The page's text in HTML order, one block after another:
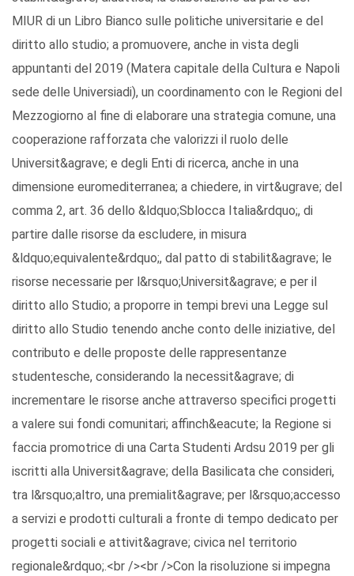
MIUR di un Libro Bianco sulle politiche universitarie e del
diritto allo studio; a promuovere, anche in vista degli
appuntanti del 2019 (Matera capitale della Cultura e Napoli
sede delle Universiadi), un coordinamento con le Regioni del
Mezzogiorno al fine di elaborare una strategia comune, una
cooperazione rafforzata che valorizzi il ruolo delle
Universit&agrave; e degli Enti di ricerca, anche in una
dimensione euromediterranea; a chiedere, in virt&ugrave; del
comma 2, art. 36 dello &ldquo;Sblocca Italia&rdquo;, di
partire dalle risorse da escludere, in misura
&ldquo;equivalente&rdquo;, dal patto di stabilit&agrave; le
risorse necessarie per l&rsquo;Universit&agrave; e per il
diritto allo Studio; a proporre in tempi brevi una Legge sul
diritto allo Studio tenendo anche conto delle iniziative, del
contributo e delle proposte delle rappresentanze
studentesche, considerando la necessit&agrave; di
incrementare le risorse anche attraverso specifici progetti
a valere sui fondi comunitari; affinch&eacute; la Regione si
faccia promotrice di una Carta Studenti Ardsu 2019 per gli
iscritti alla Universit&agrave; della Basilicata che consideri,
tra l&rsquo;altro, una premialit&agrave; per l&rsquo;accesso
a servizi e prodotti culturali a fronte di tempo dedicato per
progetti sociali e attivit&agrave; civica nel territorio
regionale&rdquo;.<br /><br />Con la risoluzione si impegna